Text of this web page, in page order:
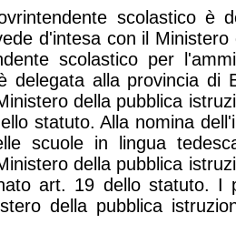
scolastico è
d'intesa con il
scolastico per
delegata alla provincia di
della pubblica
statuto. Alla nomina
scuole in lingua
della pubblica
art. 19 dello statuto. I
della pubblica